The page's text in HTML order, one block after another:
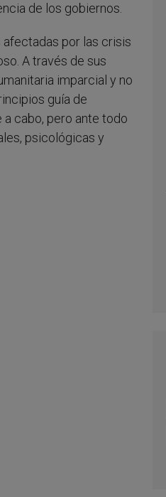
de los gobiernos.
afectadas por las crisis
A través de sus
imparcial y no
guía de
cabo, pero ante todo
psicológicas y